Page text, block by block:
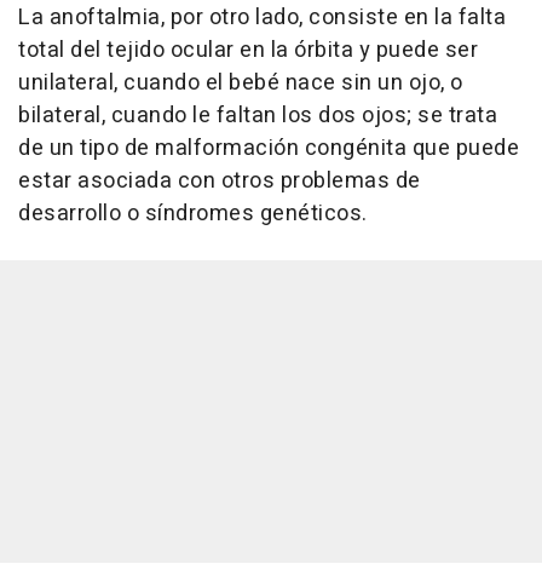
La anoftalmia, por otro lado, consiste en la falta
total del tejido ocular en la órbita y puede ser
unilateral, cuando el bebé nace sin un ojo, o
bilateral, cuando le faltan los dos ojos; se trata
de un tipo de malformación congénita que puede
estar asociada con otros problemas de
desarrollo o síndromes genéticos.